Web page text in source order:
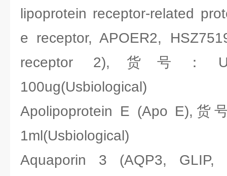
lipoprotein receptor-related
e receptor, APOER2,
receptor 2),货号：
100ug(Usbiological)
Apolipoprotein E (Apo E),货
1ml(Usbiological)
Aquaporin 3 (AQP3, GLIP,